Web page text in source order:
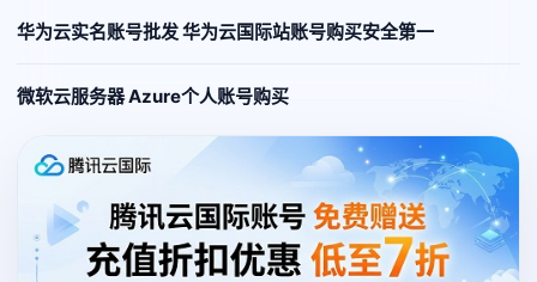
华为云实名账号批发 华为云国际站账号购买安全第一
微软云服务器 Azure个人账号购买